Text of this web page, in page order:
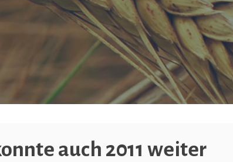
auch 2011 weiter